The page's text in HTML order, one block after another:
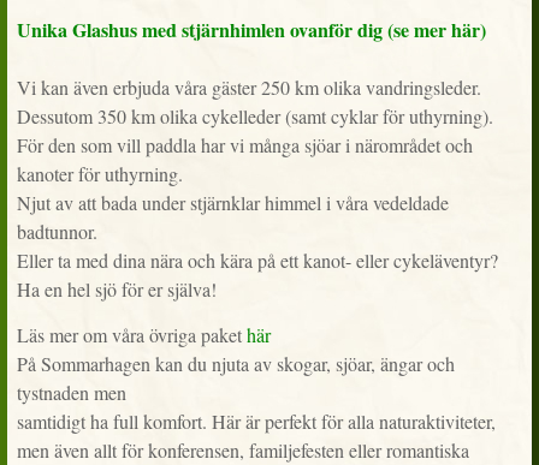
Unika Glashus med stjärnhimlen ovanför dig (se mer här)
Vi kan även erbjuda våra gäster 250 km olika vandringsleder.
Dessutom 350 km olika cykelleder (samt cyklar för uthyrning).
För den som vill paddla har vi många sjöar i närområdet och
kanoter för uthyrning.
Njut av att bada under stjärnklar himmel i våra vedeldade
badtunnor.
Eller ta med dina nära och kära på ett kanot- eller cykeläventyr?
Ha en hel sjö för er själva!
Läs mer om våra övriga pakethär
På Sommarhagen kan du njuta av skogar, sjöar, ängar och
tystnaden men
samtidigt ha full komfort. Här är perfekt för alla naturaktiviteter,
men även allt för konferensen, familjefesten eller romantiska